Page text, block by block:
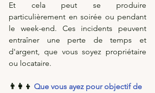
Et cela peut se produire
particulièrement en soirée ou pendant
le week-end. Ces incidents peuvent
entraîner une perte de temps et
d'argent, que vous soyez propriétaire
ou locataire.
👨‍👩‍👦 Que vous ayez pour objectif de